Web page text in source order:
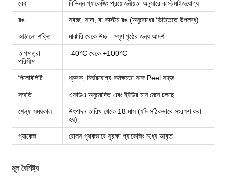
বেধ বিভিন্ন প্যাকেজিং প্রয়োজনীয়তা অনুসারে কাস্টমাইজযোগ্য
রঙ স্বচ্ছ, সাদা, বা কাস্টম রঙ (অনুরোধের ভিত্তিতে উপলব্ধ)
আঠালো শক্তি মাঝারি থেকে উচ্চ - মসৃণ পৃষ্ঠের জন্য আদর্শ
তাপমাত্রা
পরিসীমা
-40°C থেকে +100°C
পিলেবিলিটি ধ্রুবক, নির্ভরযোগ্য কর্মক্ষমতা সঙ্গে Peel সহজ
সম্মতি এফডিএ অনুমোদিত এবং ইইউর মান মেনে চলছে
শেল্ফ সময়কাল
উৎপাদন তারিখ থেকে 18 মাস (যদি সঠিকভাবে সংরক্ষণ করা
হয়)
প্যাকেজ রোলস পৃথকভাবে সুরক্ষা প্যাকেজিং মধ্যে আবৃত
মূল বৈশিষ্ট্য